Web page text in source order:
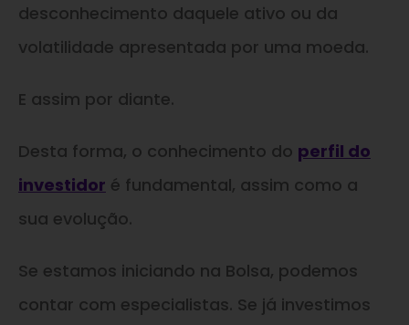
desconhecimento daquele ativo ou da
volatilidade apresentada por uma moeda.
E assim por diante.
Desta forma, o conhecimento do perfil do
investidor é fundamental, assim como a
sua evolução.
Se estamos iniciando na Bolsa, podemos
contar com especialistas. Se já investimos